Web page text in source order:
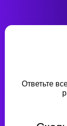
Ответьте